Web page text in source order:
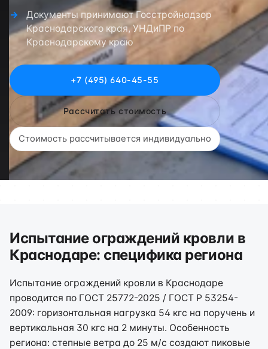
Документы принимают Госстройнадзор
Краснодарского края, УНДиПР по
Краснодарскому краю
+7 (495) 640-45-55
Рассчитать стоимость
Стоимость рассчитывается индивидуально
Испытание ограждений кровли в
Краснодаре: специфика региона
Испытание ограждений кровли в Краснодаре
проводится по ГОСТ 25772-2025 / ГОСТ Р 53254-
2009: горизонтальная нагрузка 54 кгс на поручень и
вертикальная 30 кгс на 2 минуты. Особенность
региона: степные ветра до 25 м/с создают пиковые